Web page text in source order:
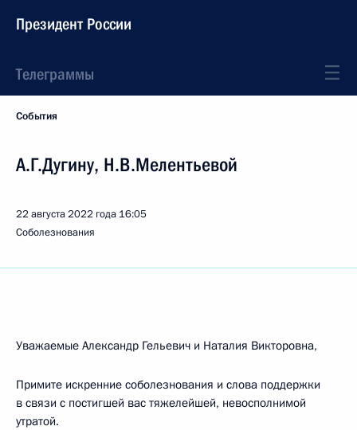
Президент России
Телеграммы
События
А.Г.Дугину, Н.В.Мелентьевой
22 августа 2022 года 16:05
Соболезнования
Уважаемые Александр Гельевич и Наталия Викторовна,
Примите искренние соболезнования и слова поддержки
в связи с постигшей вас тяжелейшей, невосполнимой
утратой.